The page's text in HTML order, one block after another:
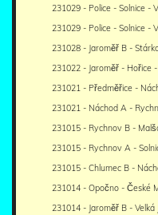
231029 - Police - Solnice -
231029 - Police - Solnice -
231028 - Jaroměř B -
231022 - Jaroměř - Hořice
231021 - Předměřice -
231021 - Náchod A -
231015 - Rychnov B -
231015 - Rychnov A -
231015 - Chlumec B -
231014 - Opočno - České
231014 - Jaroměř B -